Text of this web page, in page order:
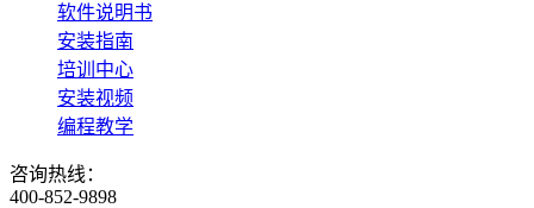
软件说明书
安装指南
培训中心
安装视频
编程教学
咨询热线：
400-852-9898